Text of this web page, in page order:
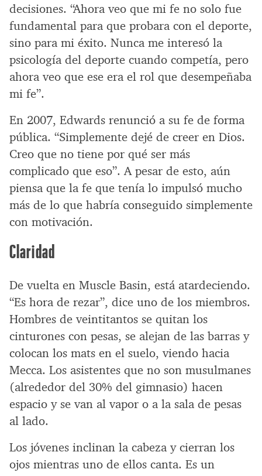
decisiones. “Ahora veo que mi fe no solo fue
fundamental para que probara con el deporte,
sino para mi éxito. Nunca me interesó la
psicología del deporte cuando competía, pero
ahora veo que ese era el rol que desempeñaba
mi fe”.
En 2007, Edwards renunció a su fe de forma
pública. “Simplemente dejé de creer en Dios.
Creo que no tiene por qué ser más
complicado que eso”. A pesar de esto, aún
piensa que la fe que tenía lo impulsó mucho
más de lo que habría conseguido simplemente
con motivación.
Claridad
De vuelta en Muscle Basin, está atardeciendo.
“Es hora de rezar”, dice uno de los miembros.
Hombres de veintitantos se quitan los
cinturones con pesas, se alejan de las barras y
colocan los mats en el suelo, viendo hacia
Mecca. Los asistentes que no son musulmanes
(alrededor del 30% del gimnasio) hacen
espacio y se van al vapor o a la sala de pesas
al lado.
Los jóvenes inclinan la cabeza y cierran los
ojos mientras uno de ellos canta. Es un